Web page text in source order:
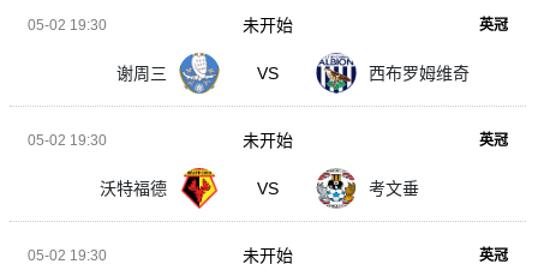
05-02 19:30 英冠
谢周三 VS 西布罗姆维奇
未开始
05-02 19:30 英冠
沃特福德 VS 考文垂
未开始
05-02 19:30 英冠
未开始